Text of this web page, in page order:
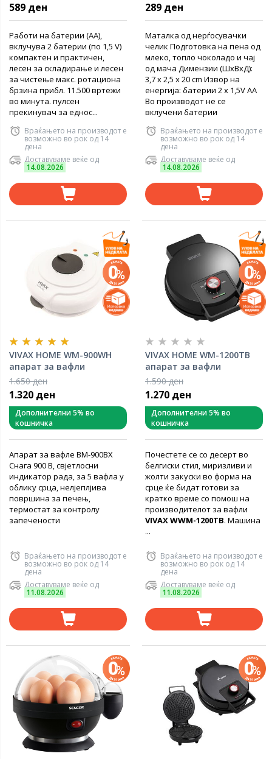
589 ден
Работи на батерии (AA),
вклучува 2 батерии (по 1,5 V)
компактен и практичен,
лесен за складирање и лесен
за чистење макс. ротациона
брзина прибл. 11.500 вртежи
во минута. пулсен
прекинувач за еднос...
Враќањето на производот е
возможно во рок од 14
дена
Доставуваме веќе од
14.08.2026
289 ден
Маталка од нерѓосувачки
челик Подготовка на пена од
млеко, топло чоколадо и чај
од мача Димензии (ШхВхД):
3,7 x 2,5 x 20 cm Извор на
енергија: батерии 2 x 1,5V AA
Во производот не се
вклучени батерии
Враќањето на производот е
возможно во рок од 14
дена
Доставуваме веќе од
14.08.2026
VIVAX HOME WM-900WH
апарат за вафли
1.650 ден
1.320 ден
Дополнителни 5% во
кошничка
Апарат за вафле ВМ-900ВХ
Снага 900 В, свјетлосни
индикатор рада, за 5 вафла у
облику срца, нелјеплјива
површина за печењ,
термостат за контролу
запечености
Враќањето на производот е
возможно во рок од 14
дена
Доставуваме веќе од
11.08.2026
VIVAX HOME WM-1200TB
апарат за вафли
1.590 ден
1.270 ден
Дополнителни 5% во
кошничка
Почестете се со десерт во
белгиски стил, миризливи и
жолти закуски во форма на
срце ќе бидат готови за
кратко време со помош на
производителот за вафли
VIVAX WWM-1200TB. Машина
...
Враќањето на производот е
возможно во рок од 14
дена
Доставуваме веќе од
11.08.2026